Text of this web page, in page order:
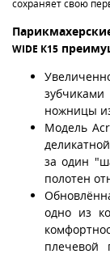
сохраняет свою
WIDE К15
ножницы
Модель
за один
полотен
одно из
плечевой